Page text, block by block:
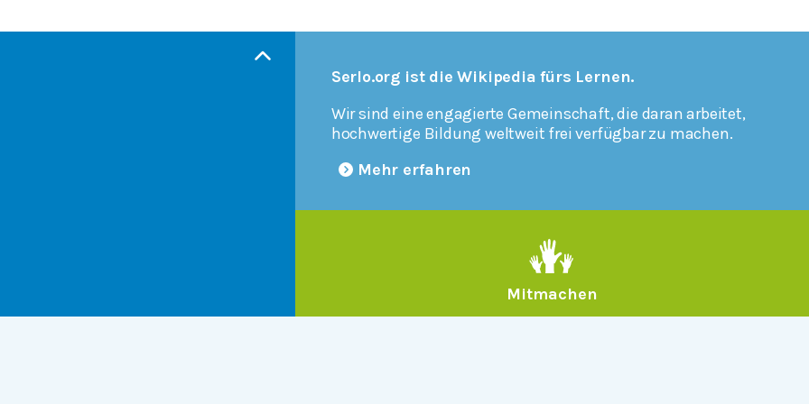
Serlo.org ist die Wikipedia fürs Lernen.
Wir sind eine engagierte Gemeinschaft, die daran arbeitet,
hochwertige Bildung weltweit frei verfügbar zu machen.
Mehr erfahren
Mitmachen